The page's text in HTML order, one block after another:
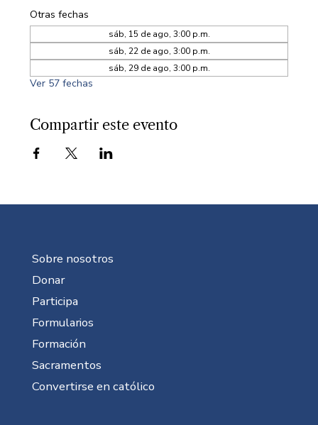
Otras fechas
sáb, 15 de ago, 3:00 p.m.
sáb, 22 de ago, 3:00 p.m.
sáb, 29 de ago, 3:00 p.m.
Ver 57 fechas
Compartir este evento
Sobre nosotros
Donar
Participa
Formularios
Formación
Sacramentos
Convertirse en católico